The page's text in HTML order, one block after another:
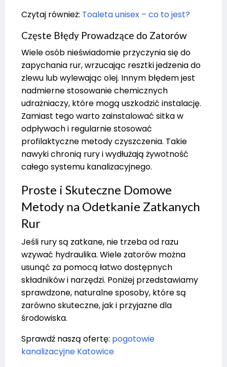
Czytaj również: Toaleta unisex – co to jest?
Częste Błędy Prowadzące do Zatorów
Wiele osób nieświadomie przyczynia się do
zapychania rur, wrzucając resztki jedzenia do
zlewu lub wylewając olej. Innym błędem jest
nadmierne stosowanie chemicznych
udrażniaczy, które mogą uszkodzić instalację.
Zamiast tego warto zainstalować sitka w
odpływach i regularnie stosować
profilaktyczne metody czyszczenia. Takie
nawyki chronią rury i wydłużają żywotność
całego systemu kanalizacyjnego.
Proste i Skuteczne Domowe
Metody na Odetkanie Zatkanych
Rur
Jeśli rury są zatkane, nie trzeba od razu
wzywać hydraulika. Wiele zatorów można
usunąć za pomocą łatwo dostępnych
składników i narzędzi. Poniżej przedstawiamy
sprawdzone, naturalne sposoby, które są
zarówno skuteczne, jak i przyjazne dla
środowiska.
Sprawdź naszą ofertę: pogotowie
kanalizacyjne Katowice